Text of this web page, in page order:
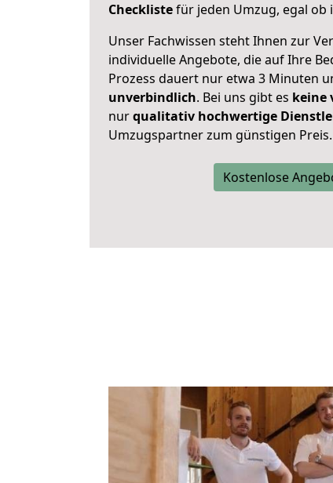
Checklistefür jeden Umzug, egal ob
Unser Fachwissen steht Ihnen zur
individuelle Angebote, die auf Ihre
Prozess dauert nur etwa 3 Minuten
unverbindlich. Bei uns gibt es keine
nurqualitativ hochwertige
Umzugspartner zum günstigen Preis.
Kostenlose